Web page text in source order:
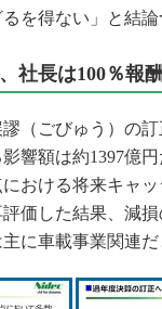
を得ない」と結論
社長は100％報
（ごびゅう）の訂
響額は約1397億
おける将来キャ
価した結果、減
に車載事業関連だ